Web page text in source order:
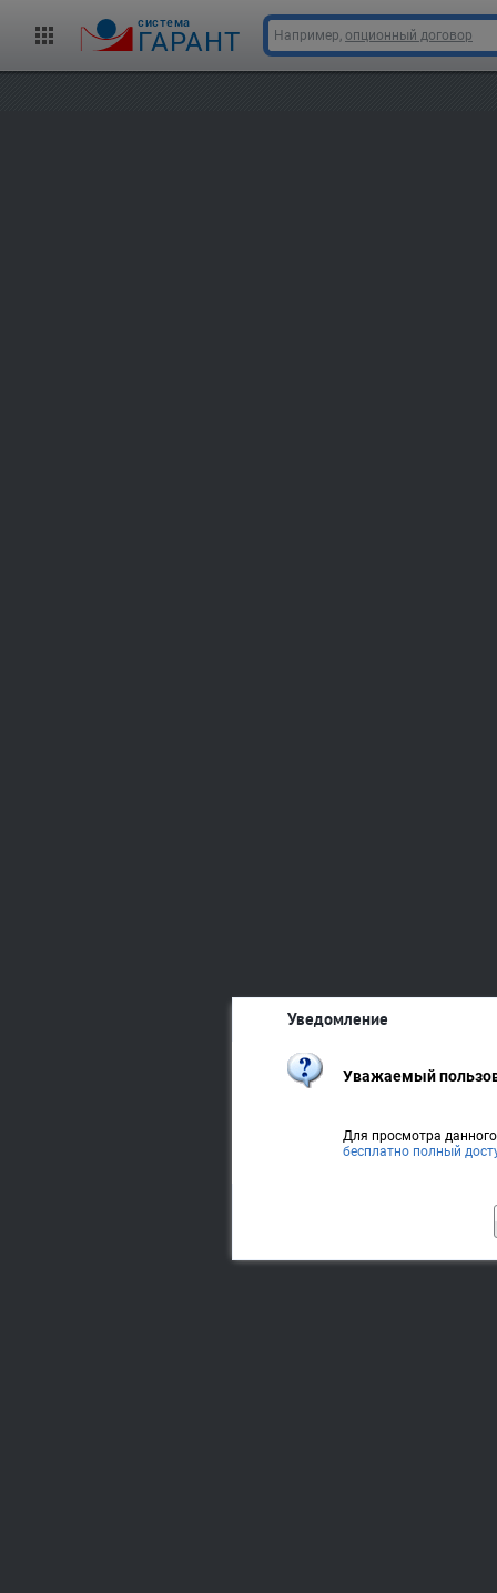
cистема
ГАРАНТ Например, опционный договор
Уведомление
Уважаемый
Для просмотра
бесплатно полный